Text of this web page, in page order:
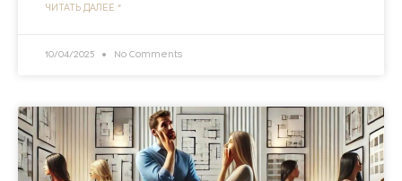
ЧИТАТЬ ДАЛЕЕ "
10/04/2025 No Comments